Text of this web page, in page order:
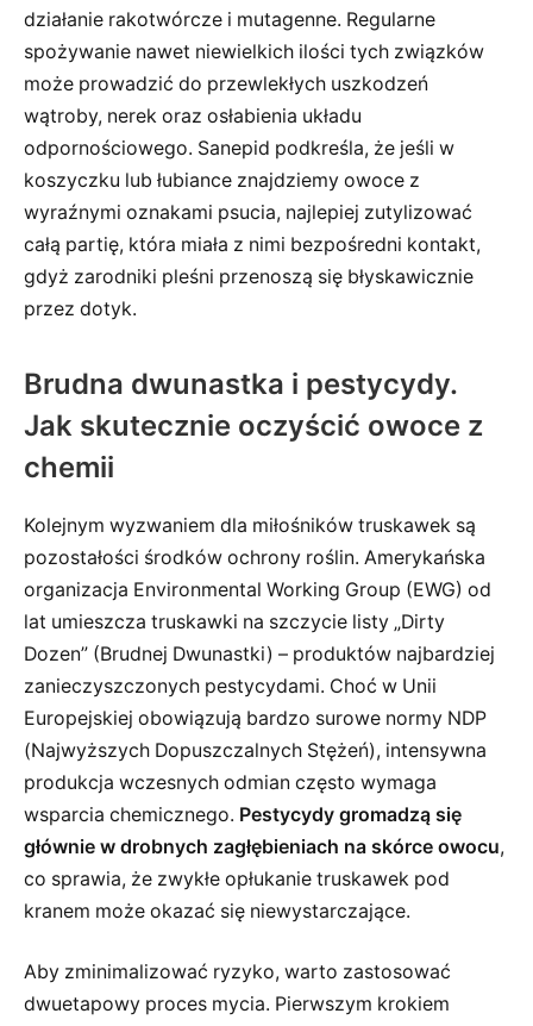
działanie rakotwórcze i mutagenne. Regularne
spożywanie nawet niewielkich ilości tych związków
może prowadzić do przewlekłych uszkodzeń
wątroby, nerek oraz osłabienia układu
odpornościowego. Sanepid podkreśla, że jeśli w
koszyczku lub łubiance znajdziemy owoce z
wyraźnymi oznakami psucia, najlepiej zutylizować
całą partię, która miała z nimi bezpośredni kontakt,
gdyż zarodniki pleśni przenoszą się błyskawicznie
przez dotyk.
Brudna dwunastka i pestycydy.
Jak skutecznie oczyścić owoce z
chemii
Kolejnym wyzwaniem dla miłośników truskawek są
pozostałości środków ochrony roślin. Amerykańska
organizacja Environmental Working Group (EWG) od
lat umieszcza truskawki na szczycie listy „Dirty
Dozen” (Brudnej Dwunastki) – produktów najbardziej
zanieczyszczonych pestycydami. Choć w Unii
Europejskiej obowiązują bardzo surowe normy NDP
(Najwyższych Dopuszczalnych Stężeń), intensywna
produkcja wczesnych odmian często wymaga
wsparcia chemicznego. Pestycydy gromadzą się
głównie w drobnych zagłębieniach na skórce owocu,
co sprawia, że zwykłe opłukanie truskawek pod
kranem może okazać się niewystarczające.
Aby zminimalizować ryzyko, warto zastosować
dwuetapowy proces mycia. Pierwszym krokiem